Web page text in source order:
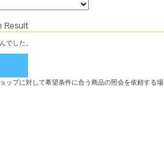
でした。
ップに対して希望条件に合う商品の照会を依頼する